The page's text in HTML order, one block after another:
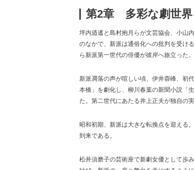
第2章 多彩な劇世界
坪内逍遙と島村抱月らが文芸協会、小山
のなかで、新派は通俗化への批判を受け
ら新派第一世代の俳優が彼岸へ旅立った。
新派凋落の声が喧しい頃、伊井蓉峰、初
本橋」を劇化し、柳川春葉の新聞小説「
た。第二世代にあたる井上正夫が独自の
昭和初期、新派は大きな転換点を迎える
到来である。
松井須磨子の芸術座で新劇女優として歩